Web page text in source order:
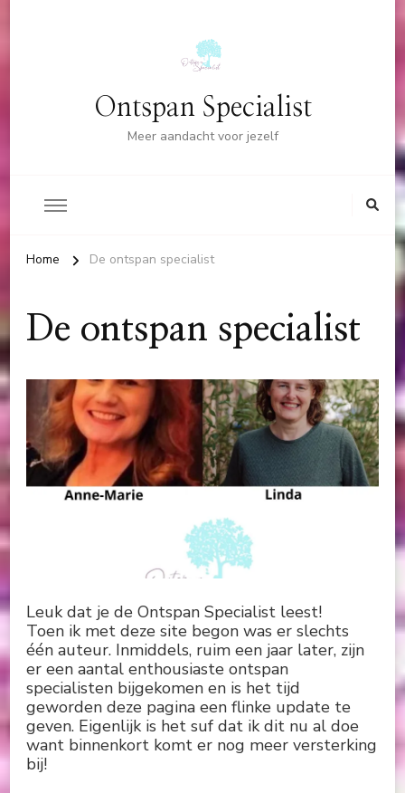
Ontspan Specialist
Meer aandacht voor jezelf
Home De ontspan specialist
De ontspan specialist
Leuk dat je de Ontspan Specialist leest!
Toen ik met deze site begon was er slechts
één auteur. Inmiddels, ruim een jaar later, zijn
er een aantal enthousiaste ontspan
specialisten bijgekomen en is het tijd
geworden deze pagina een flinke update te
geven. Eigenlijk is het suf dat ik dit nu al doe
want binnenkort komt er nog meer versterking
bij!